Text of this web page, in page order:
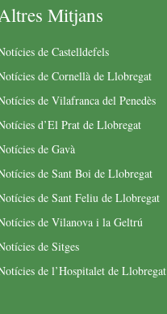
Mitjans
de Castelldefels
de Cornellà de Llobregat
de Vilafranca del Penedès
d’El Prat de Llobregat
de Gavà
de Sant Boi de Llobregat
de Sant Feliu de Llobregat
de Vilanova i la Geltrú
de Sitges
de l’Hospitalet de Llobregat